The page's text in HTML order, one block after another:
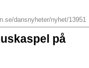
dansnyheter/nyhet/13951
på